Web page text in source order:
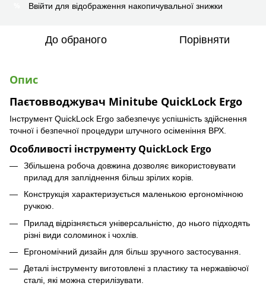
Ввійти для відображення накопичувальної знижки
До обраного Порівняти
Опис
Паєтовводжувач Minitube QuickLock Ergo
Інструмент QuickLock Ergo забезпечує успішність здійснення
точної і безпечної процедури штучного осіменіння ВРХ.
Особливості інструменту QuickLock Ergo
Збільшена робоча довжина дозволяє використовувати
прилад для запліднення більш зрілих корів.
Конструкція характеризується маленькою ергономічною
ручкою.
Прилад відрізняється універсальністю, до нього підходять
різні види соломинок і чохлів.
Ергономічний дизайн для більш зручного застосування.
Деталі інструменту виготовлені з пластику та нержавіючої
сталі, які можна стерилізувати.